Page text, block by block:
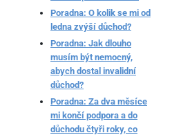
Poradna: O kolik se mi od
ledna zvýší důchod?
Poradna: Jak dlouho
musím být nemocný,
abych dostal invalidní
důchod?
Poradna: Za dva měsíce
mi končí podpora a do
důchodu čtyři roky, co